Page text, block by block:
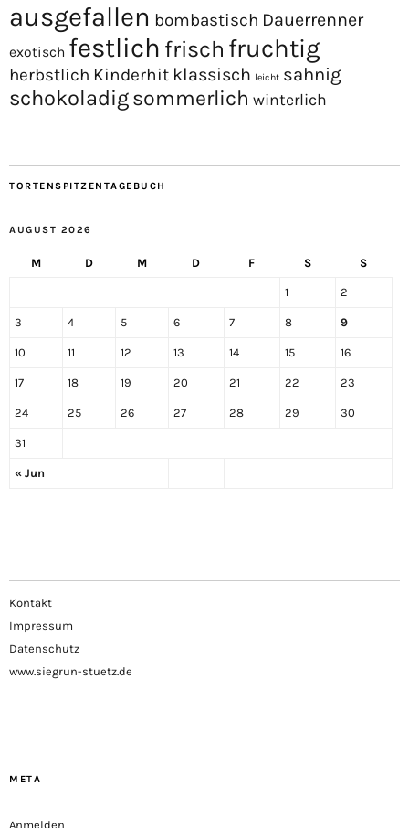
ausgefallen bombastisch Dauerrenner
exotisch festlich frisch fruchtig
herbstlich Kinderhit klassisch leicht sahnig
schokoladigsommerlich winterlich
TORTENSPITZENTAGEBUCH
AUGUST 2026
M D M D F S S
« Jun
1 2
3 4 5 6 7 8 9
10 11 12 13 14 15 16
17 18 19 20 21 22 23
24 25 26 27 28 29 30
31
Kontakt
Impressum
Datenschutz
www.siegrun-stuetz.de
META
Anmelden